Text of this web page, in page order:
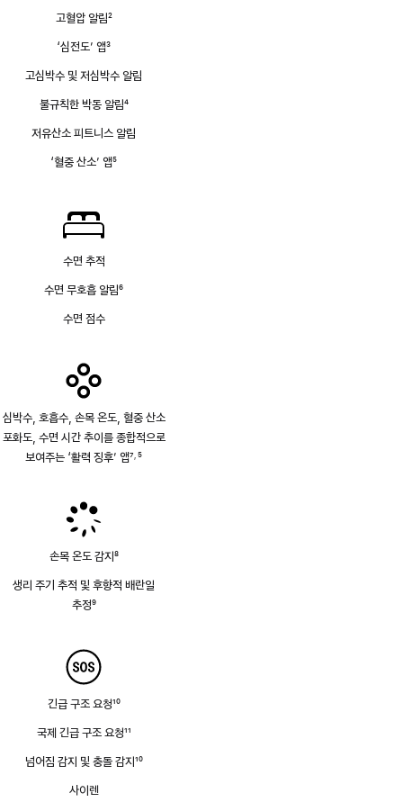
고혈압 알림
각주
2
‘심전도’ 앱
각주
3
고심박수 및 저심박수 알림
불규칙한 박동 알림
각주
4
저유산소 피트니스 알림
‘혈중 산소’ 앱5
수면 추적
수면 무호흡 알림6
수면 점수
심박수, 호흡수, 손목 온도, 혈중 산소
포화도, 수면 시간 추이를 종합적으로
보여주는 ‘활력 징후’ 앱7, 5
손목 온도 감지
각주
8
생리 주기 추적 및 후향적 배란일
추정9
긴급 구조 요청
각주
10
국제 긴급 구조 요청
각주
11
넘어짐 감지 및 충돌 감지10
사이렌